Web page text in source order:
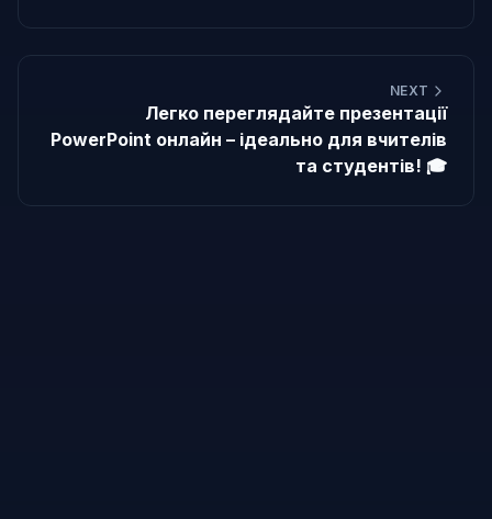
NEXT
Легко переглядайте презентації
PowerPoint онлайн – ідеально для вчителів
та студентів! 🎓